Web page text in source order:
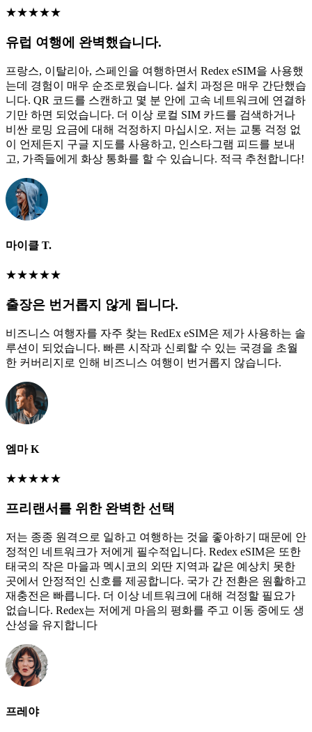
★★★★★
유럽 여행에 완벽했습니다.
프랑스, 이탈리아, 스페인을 여행하면서 Redex eSIM을 사용했
는데 경험이 매우 순조로웠습니다. 설치 과정은 매우 간단했습
니다. QR 코드를 스캔하고 몇 분 안에 고속 네트워크에 연결하
기만 하면 되었습니다. 더 이상 로컬 SIM 카드를 검색하거나
비싼 로밍 요금에 대해 걱정하지 마십시오. 저는 교통 걱정 없
이 언제든지 구글 지도를 사용하고, 인스타그램 피드를 보내
고, 가족들에게 화상 통화를 할 수 있습니다. 적극 추천합니다!
마이클 T.
★★★★★
출장은 번거롭지 않게 됩니다.
비즈니스 여행자를 자주 찾는 RedEx eSIM은 제가 사용하는 솔
루션이 되었습니다. 빠른 시작과 신뢰할 수 있는 국경을 초월
한 커버리지로 인해 비즈니스 여행이 번거롭지 않습니다.
엠마 K
★★★★★
프리랜서를 위한 완벽한 선택
저는 종종 원격으로 일하고 여행하는 것을 좋아하기 때문에 안
정적인 네트워크가 저에게 필수적입니다. Redex eSIM은 또한
태국의 작은 마을과 멕시코의 외딴 지역과 같은 예상치 못한
곳에서 안정적인 신호를 제공합니다. 국가 간 전환은 원활하고
재충전은 빠릅니다. 더 이상 네트워크에 대해 걱정할 필요가
없습니다. Redex는 저에게 마음의 평화를 주고 이동 중에도 생
산성을 유지합니다
프레야